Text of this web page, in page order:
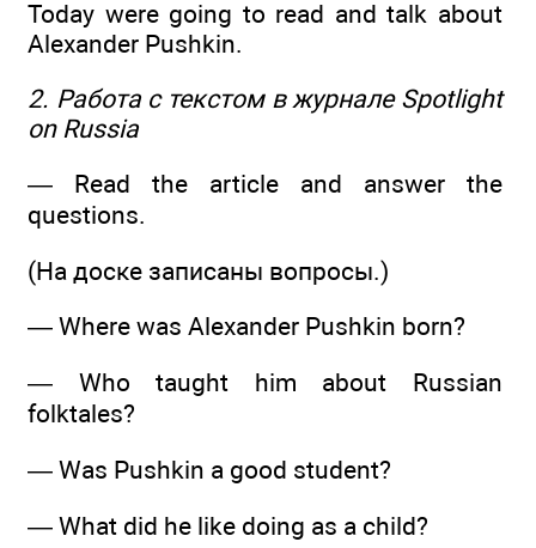
Today were going to read and talk about
Alexander Pushkin.
2. Работа с текстом в журнале Spotlight
on Russia
— Read the article and answer the
questions.
(На доске записаны вопросы.)
— Where was Alexander Pushkin born?
— Who taught him about Russian
folktales?
— Was Pushkin a good student?
— What did he like doing as a child?